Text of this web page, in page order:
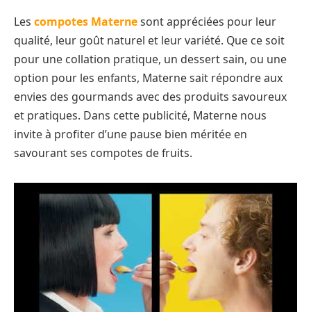
Les compotes Maternesont appréciées pour leur
qualité, leur goût naturel et leur variété. Que ce soit
pour une collation pratique, un dessert sain, ou une
option pour les enfants, Materne sait répondre aux
envies des gourmands avec des produits savoureux
et pratiques. Dans cette publicité, Materne nous
invite à profiter d’une pause bien méritée en
savourant ses compotes de fruits.